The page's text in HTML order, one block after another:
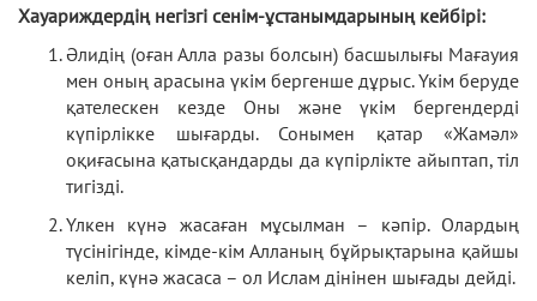
Хауариждердің негізгі сенім-ұстанымдарының кейбірі:
Әлидің (оған Алла разы болсын) басшылығы Мағауия
мен оның арасына үкім бергенше дұрыс. Үкім беруде
қателескен кезде Оны және үкім бергендерді
күпірлікке шығарды. Сонымен қатар «Жамәл»
оқиғасына қатысқандарды да күпірлікте айыптап, тіл
тигізді.
Үлкен күнә жасаған мұсылман – кәпір. Олардың
түсінігінде, кімде-кім Алланың бұйрықтарына қайшы
келіп, күнә жасаса – ол Ислам дінінен шығады дейді.